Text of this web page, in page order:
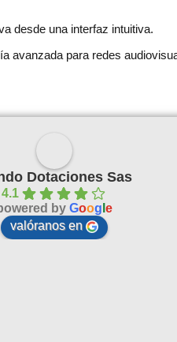
desde una interfaz intuitiva.
avanzada para redes
Dotaciones Sas
4.1
by Goog e
valóranos en